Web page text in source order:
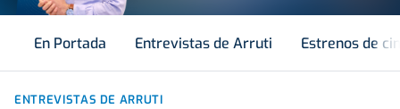
En Portada Entrevistas de Arruti Estrenos de
ENTREVISTAS DE ARRUTI